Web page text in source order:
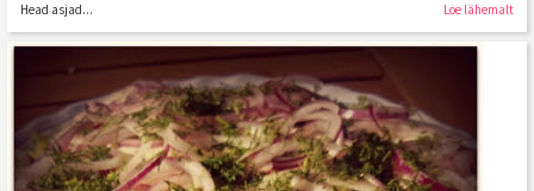
Head asjad... Loe lähemalt